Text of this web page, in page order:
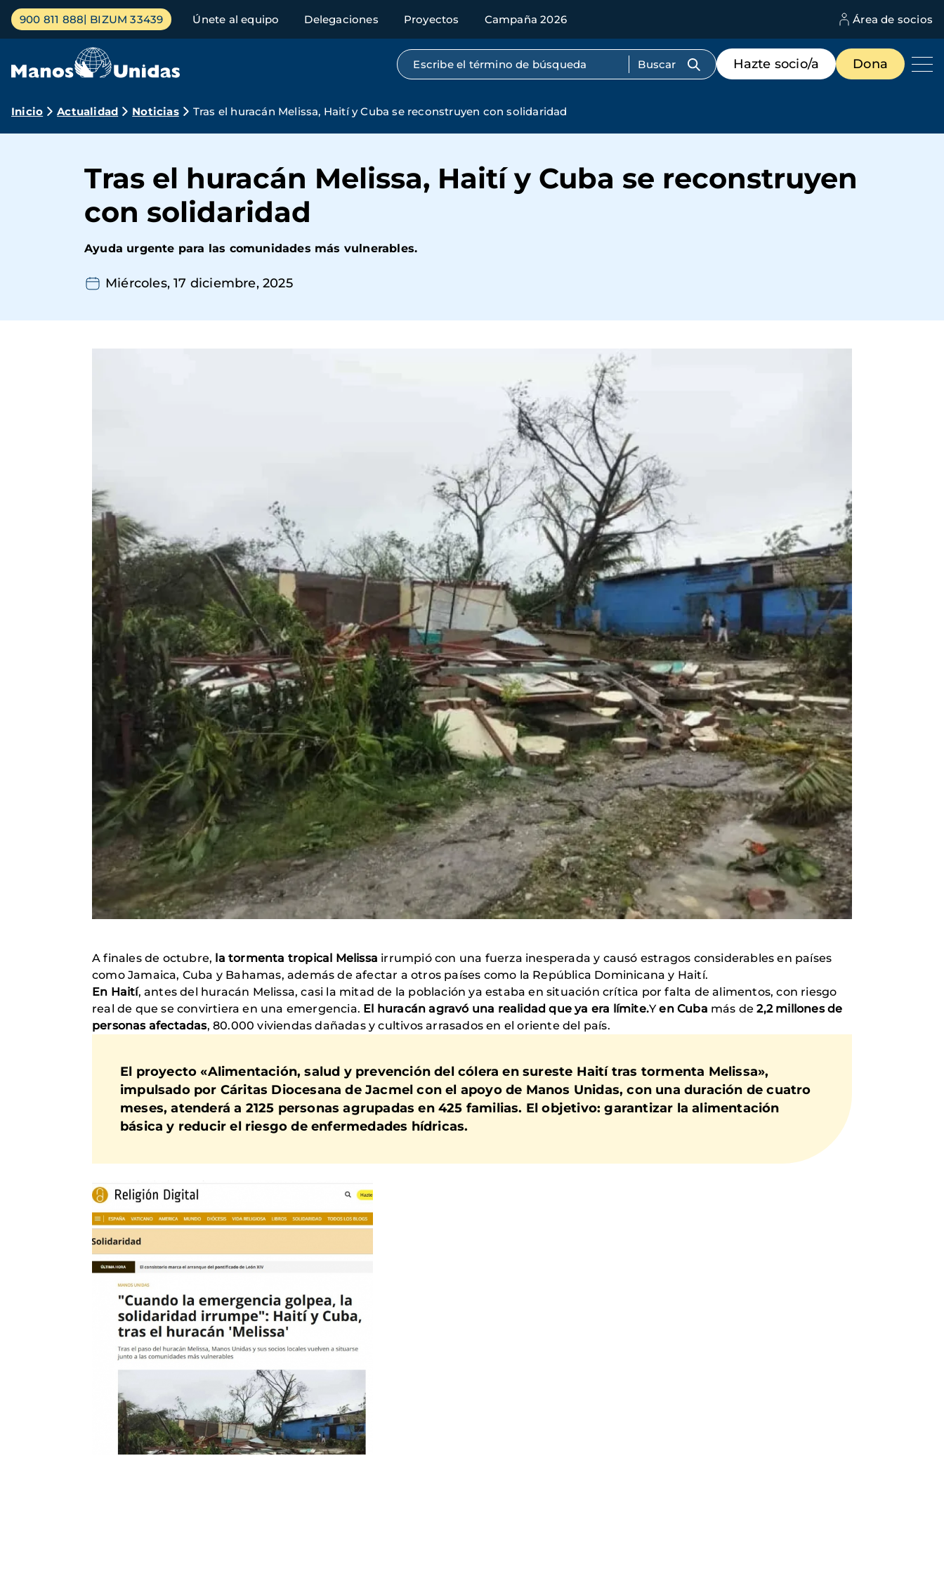
Pasar
contenido
Menú
principal
900 811 888 BIZUM 33439 Únete al equipo Delegaciones Proyectos Campaña 2026 Área de socios
Búsqueda por texto completo
Menú
de
destacados
Hazte socio/a Dona
Ruta
navegación
Inicio Actualidad Noticias Tras el huracán Melissa, Haití y Cuba se reconstruyen con solidaridad
Tras el huracán Melissa, Haití y Cuba se reconstruyen
con solidaridad
Ayuda urgente para las comunidades más vulnerables.
Miércoles, 17 diciembre, 2025
A finales de octubre, la tormenta tropical Melissa irrumpió con una fuerza inesperada y causó estragos considerables en países
como Jamaica, Cuba y Bahamas, además de afectar a otros países como la República Dominicana y Haití.
En Haití, antes del huracán Melissa, casi la mitad de la población ya estaba en situación crítica por falta de alimentos, con riesgo
real de que se convirtiera en una emergencia. El huracán agravó una realidad que ya era límite.Yen Cuba más de 2,2 millones de
personas afectadas, 80.000 viviendas dañadas y cultivos arrasados en el oriente del país.
El proyecto «Alimentación, salud y prevención del cólera en sureste Haití tras tormenta Melissa»,
impulsado por Cáritas Diocesana de Jacmel con el apoyo de Manos Unidas, con una duración de cuatro
meses, atenderá a 2125 personas agrupadas en 425 familias. El objetivo: garantizar la alimentación
básica y reducir el riesgo de enfermedades hídricas.